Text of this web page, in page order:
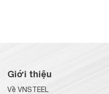
Giới thiệu
Về VNSTEEL